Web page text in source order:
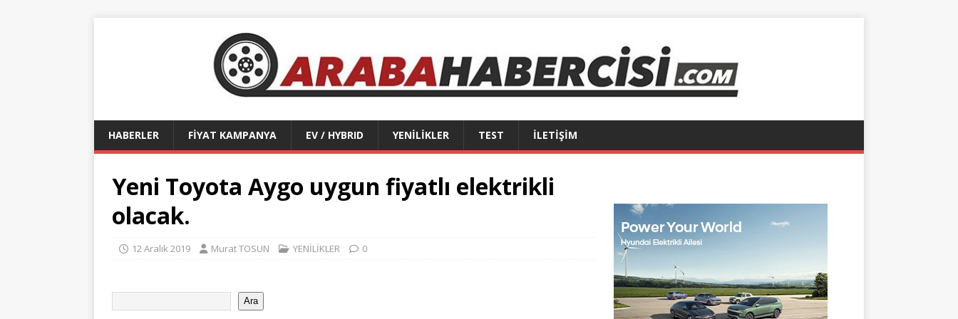
HABERLER FİYAT KAMPANYA EV / HYBRID YENİLİKLER TEST İLETİŞİM
Yeni Toyota Aygo uygun fiyatlı elektrikli
olacak.
12 Aralık 2019 Murat TOSUN YENİLİKLER 0
Ara